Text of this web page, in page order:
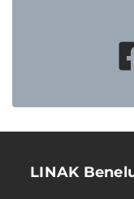
LINAK